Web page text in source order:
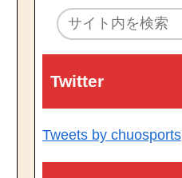
Twitter
Tweets by chuosports